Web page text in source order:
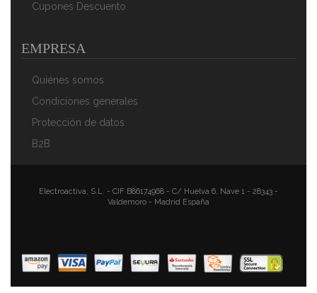
Duradero, Estilo Vintage Diseño Retro, Gris
38,90 € 24,90 €
Cupones Descuento
EMPRESA
Quiénes somos
Condiciones generales
Protección de datos
B2B
Electroactiva, S.L. - CIF B86174968 - C/ Huelva 6, Nave 1 - 28343 -
Valdemoro - Madrid España